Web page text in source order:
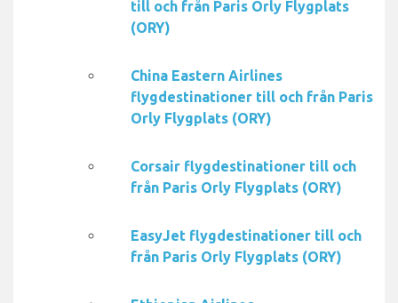
till och från Paris Orly Flygplats
(ORY)
China Eastern Airlines
flygdestinationer till och från Paris
Orly Flygplats (ORY)
Corsair flygdestinationer till och
från Paris Orly Flygplats (ORY)
EasyJet flygdestinationer till och
från Paris Orly Flygplats (ORY)